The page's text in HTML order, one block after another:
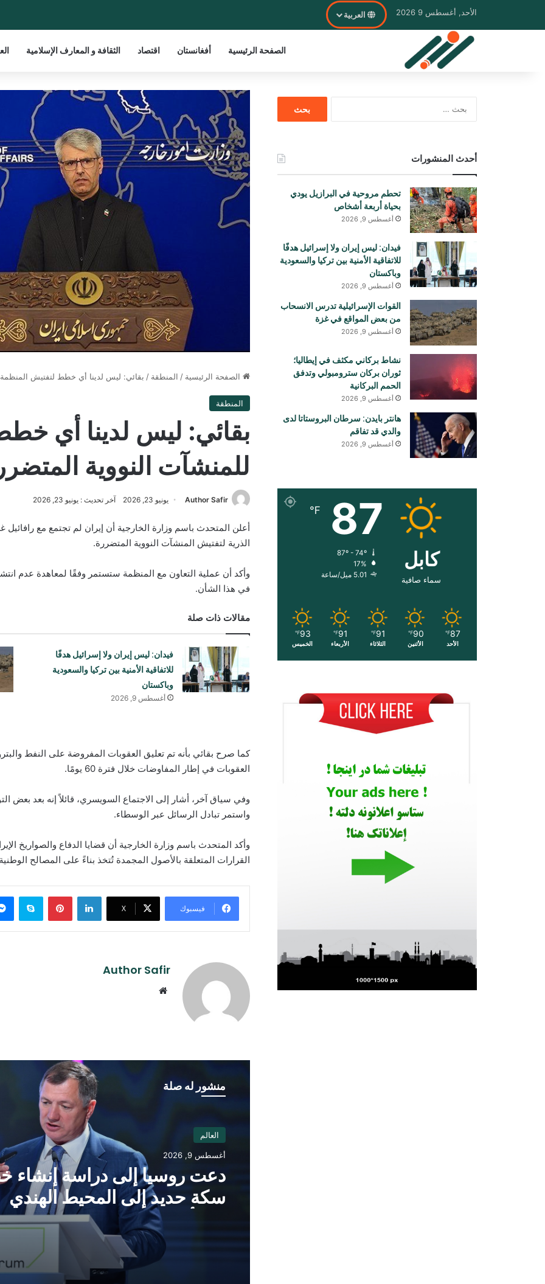
الأحد, أغسطس 9 2026 العربية
الصفحة الرئيسية أفغانستان اقتصاد الثقافة و المعارف الإسلامية
الصفحة الرئيسية / المنطقة / بقائي: ليس لدينا أي خطط لتفتيش المنظمة
المنطقة
بقائي: ليس لدينا أي
للمنشآت النووية
Author Safir يونيو 23, 2026 آخر تحديث : يونيو 23, 2026
أعلن المتحدث باسم وزارة الخارجية أن إيران لم تجتمع مع
الذرية لتفتيش المنشآت النووية المتضررة.
وأكد أن عملية التعاون مع المنظمة ستستمر وفقًا لمعاهدة عدم
في هذا الشأن.
مقالات ذات صلة
فيدان: ليس إيران ولا إسرائيل هدفًا
للاتفاقية الأمنية بين تركيا والسعودية
وباكستان
أغسطس 9, 2026
كما صرح بقائي بأنه تم تعليق العقوبات المفروضة على النفط
العقوبات في إطار المفاوضات خلال فترة 60 يومًا.
وفي سياق آخر، أشار إلى الاجتماع السويسري، قائلاً إنه بعد بعض
واستمر تبادل الرسائل عبر الوسطاء.
وأكد المتحدث باسم وزارة الخارجية أن قضايا الدفاع والصواريخ
القرارات المتعلقة بالأصول المجمدة تُتخذ بناءً على المصالح
فيسبوك ‫X
لينكدإن بينتيريست
Author Safir
منشور له صلة
العالم
أغسطس 9, 2026
دعت روسيا إلى دراسة إنشاء
سكة حديد إلى المحيط الهندي
عبر أفغانستان
أحدث المنشورات
تحطم مروحية في البرازيل يودي
بحياة أربعة أشخاص
أغسطس 9, 2026
فيدان: ليس إيران ولا إسرائيل هدفًا
للاتفاقية الأمنية بين تركيا والسعودية
وباكستان
أغسطس 9, 2026
القوات الإسرائيلية تدرس الانسحاب
من بعض المواقع في غزة
أغسطس 9, 2026
نشاط بركاني مكثف في إيطاليا؛
ثوران بركان سترومبولي وتدفق
الحمم البركانية
أغسطس 9, 2026
هانتر بايدن: سرطان البروستاتا لدى
والدي قد تفاقم
أغسطس 9, 2026
کابل
سماء صافية
87
℉
17%
5.01 ميل/ساعة
87
℉
الأحد
90
℉
الأثنين
91
℉
الثلاثاء
91
℉
الأربعاء
93
℉
الخميس